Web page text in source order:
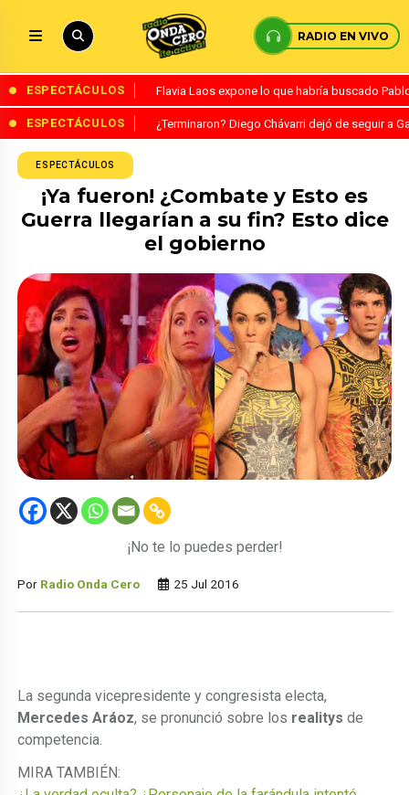
RADIO EN VIVO
ESPECTÁCULOS Flavia Laos expone lo que habría buscado
ESPECTÁCULOS ¿Terminaron? Diego Chávarri dejó de seguir a
ESPECTÁCULOS
¡Ya fueron! ¿Combate y Esto es
Guerra llegarían a su fin? Esto dice
el gobierno
¡No te lo puedes perder!
Por Radio Onda Cero 25 Jul 2016
La segunda vicepresidente y congresista electa,
Mercedes Aráoz, se pronunció sobre los realitys de
competencia.
MIRA TAMBIÉN: